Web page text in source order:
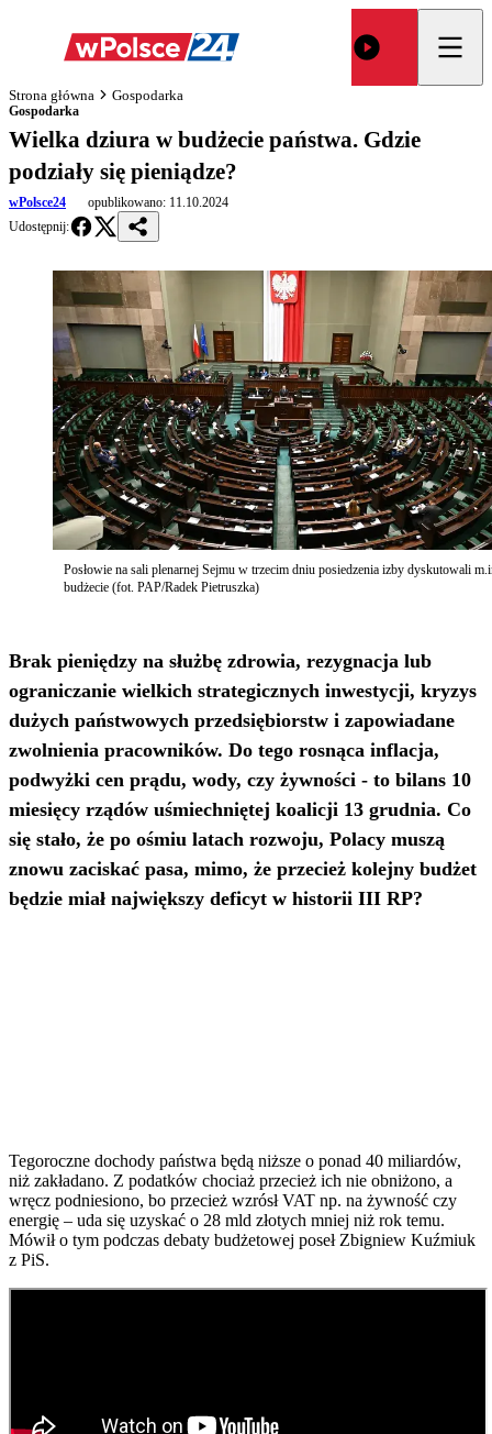
Strona główna Gospodarka
Gospodarka
Wielka dziura w budżecie państwa. Gdzie
podziały się pieniądze?
wPolsce24 opublikowano: 11.10.2024
Udostępnij:
Posłowie na sali plenarnej Sejmu w trzecim dniu posiedzenia izby dyskutowali
budżecie (fot. PAP/Radek Pietruszka)
Brak pieniędzy na służbę zdrowia, rezygnacja lub
ograniczanie wielkich strategicznych inwestycji, kryzys
dużych państwowych przedsiębiorstw i zapowiadane
zwolnienia pracowników. Do tego rosnąca inflacja,
podwyżki cen prądu, wody, czy żywności - to bilans 10
miesięcy rządów uśmiechniętej koalicji 13 grudnia. Co
się stało, że po ośmiu latach rozwoju, Polacy muszą
znowu zaciskać pasa, mimo, że przecież kolejny budżet
będzie miał największy deficyt w historii III RP?
Tegoroczne dochody państwa będą niższe o ponad 40 miliardów,
niż zakładano. Z podatków chociaż przecież ich nie obniżono, a
wręcz podniesiono, bo przecież wzrósł VAT np. na żywność czy
energię – uda się uzyskać o 28 mld złotych mniej niż rok temu.
Mówił o tym podczas debaty budżetowej poseł Zbigniew Kuźmiuk
z PiS.